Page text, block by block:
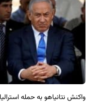
حماس ترور فرمانده ارشد